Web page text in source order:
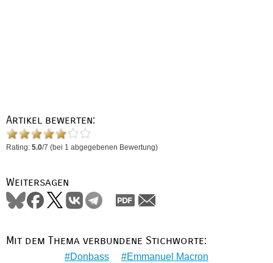
Artikel bewerten:
Rating: 5.0/7 (bei 1 abgegebenen Bewertung)
Weitersagen
Mit dem Thema verbundene Stichworte:
Donbass
Emmanuel Macron